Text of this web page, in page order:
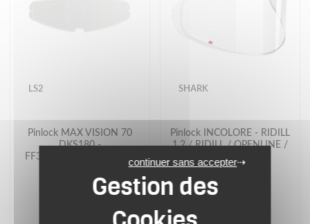
LS2
Pinlock MAX VISION 70
DKS180 -
FF397/390/353/320/800
41.76 €
SHARK
Pinlock INCOLORE - RIDILL
1.2 / RIDILL / OPENLINE /
36.80 €
continuer sans accepter